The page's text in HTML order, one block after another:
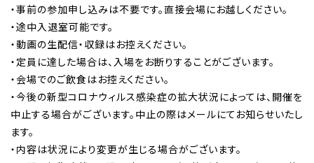
・事前の参加申し込みは不要です。直接会場にお越しください。
・途中入退室可能です。
・動画の生配信・収録はお控えください。
・定員に達した場合は、入場をお断りすることがございます。
・会場でのご飲食はお控えください。
・今後の新型コロナウィルス感染症の拡大状況によっては、開催を
中止する場合がございます。中止の際はメールにてお知らせいたし
ます。
・内容は状況により変更が生じる場合がございます。